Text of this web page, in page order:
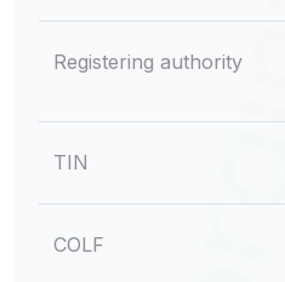
Registering authority
TIN
COLF